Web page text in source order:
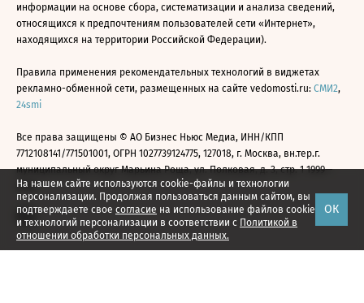
На нашем сайте используются cookie-файлы и технологии
персонализации. Продолжая пользоваться данным сайтом, вы
подтверждаете свое согласие на использование файлов cookie
и технологий персонализации в соответствии с Политикой в
отношении обработки персональных данных.
ОК
информации на основе сбора, систематизации и анализа сведений,
относящихся к предпочтениям пользователей сети «Интернет»,
находящихся на территории Российской Федерации).
Правила применения рекомендательных технологий в виджетах
рекламно-обменной сети, размещенных на сайте vedomosti.ru: СМИ2,
24smi
Все права защищены © АО Бизнес Ньюс Медиа, ИНН/КПП
7712108141/771501001, ОГРН 1027739124775, 127018, г. Москва, вн.тер.г.
муниципальный округ Марьина Роща, ул. Полковая, д. 3, стр. 1 1999—
2026